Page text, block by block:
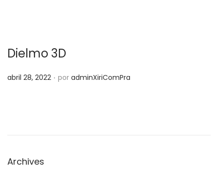
Dielmo 3D
P
a
abril 28, 2022 . por adminXiriComPra
Archives